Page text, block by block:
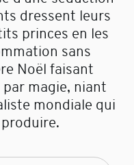
dressent leurs
princes en les
sans
Noël faisant
magie, niant
mondiale qui